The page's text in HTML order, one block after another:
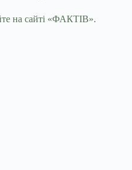
на сайті «ФАКТІВ».